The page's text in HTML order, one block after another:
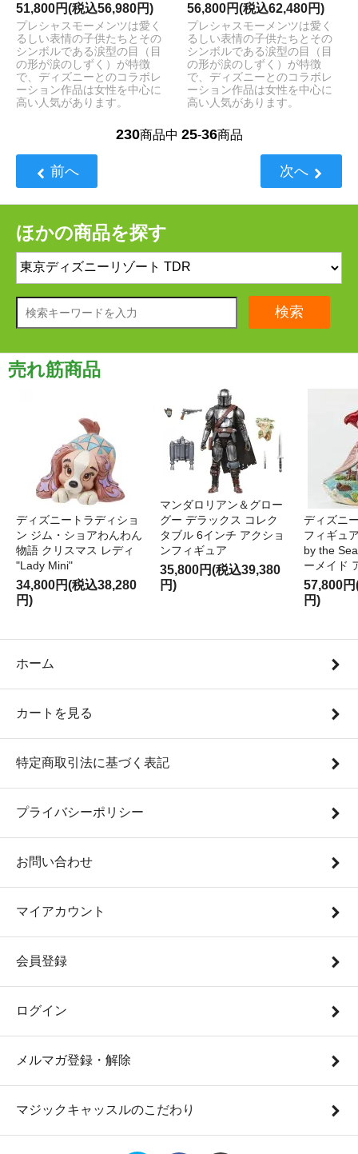
51,800円(税込56,980円)
プレシャスモーメンツは愛く
るしい表情の子供たちとその
シンボルである涙型の目（目
の形が涙のしずく）が特徴
で、ディズニーとのコラボレ
ーション作品は女性を中心に
高い人気があります。
56,800円(税込62,480円)
プレシャスモーメンツは愛く
るしい表情の子供たちとその
シンボルである涙型の目（目
の形が涙のしずく）が特徴
で、ディズニーとのコラボレ
ーション作品は女性を中心に
高い人気があります。
230商品中 25-36商品
前へ 次へ
ほかの商品を探す
検索
売れ筋商品
ディズニートラディショ
ン ジム・ショアわんわん
物語 クリスマス レディ
"Lady Mini"
34,800円(税込38,280
円)
マンダロリアン＆グロー
グー デラックス コレク
タブル 6インチ アクショ
ンフィギュア
35,800円(税込39,380
円)
ディズニ
フィギュ
by the
ーメイド
57,800
円)
ホーム
カートを見る
特定商取引法に基づく表記
プライバシーポリシー
お問い合わせ
マイアカウント
会員登録
ログイン
メルマガ登録・解除
マジックキャッスルのこだわり